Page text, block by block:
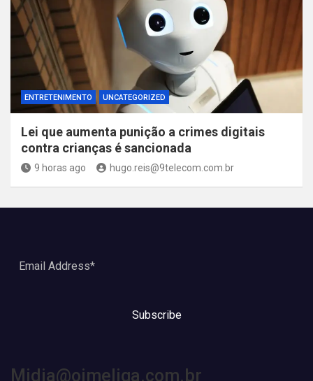
ENTRETENIMENTO UNCATEGORIZED
Lei que aumenta punição a crimes digitais
contra crianças é sancionada
9 horas ago hugo.reis@9telecom.com.br
Subscribe
Midia@oimeliga.com.br